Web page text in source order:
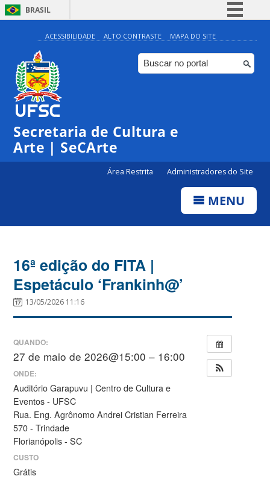
BRASIL
Simplifique!
Comunica BR
Participe
ACESSIBILIDADE ALTO CONTRASTE MAPA DO SITE
Secretaria de Cultura e
Arte | SeCArte
Área Restrita Administradores do Site
MENU
16ª edição do FITA |
Espetáculo ‘Frankinh@’
13/05/2026 11:16
QUANDO:
27 de maio de 2026@15:00 – 16:00
ONDE:
Auditório Garapuvu | Centro de Cultura e
Eventos - UFSC
Rua. Eng. Agrônomo Andrei Cristian Ferreira
570 - Trindade
Florianópolis - SC
CUSTO
Grátis